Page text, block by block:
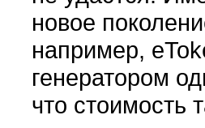
новое
например,
генератором
что стоимость